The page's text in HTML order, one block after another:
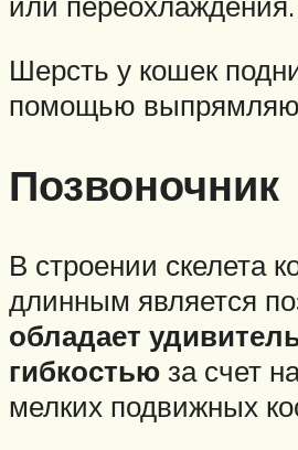
Шерсть у кошек
помощью
Позвоночник
В строении скелета
длинным является
обладает
гибкостью за счет
мелких подвижных